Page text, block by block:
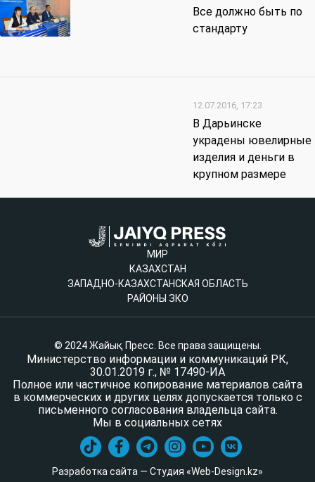
Все должно быть по
стандарту
12.07.2016, 17:23
В Дарьинске
украдены ювелирные
изделия и деньги в
крупном размере
МИР
КАЗАХСТАН
ЗАПАДНО-КАЗАХСТАНСКАЯ ОБЛАСТЬ
РАЙОНЫ ЗКО
© 2024 Жайық Пресс. Все права защищены.
Министерство информации и коммуникаций РК,
30.01.2019 г., № 17490-ИА
Полное или частичное копирование материалов сайта
в коммерческих и других целях допускается только с
письменного согласования владельца сайта.
Мы в социальных сетях
Разработка сайта — Студия «Web-Design.kz»